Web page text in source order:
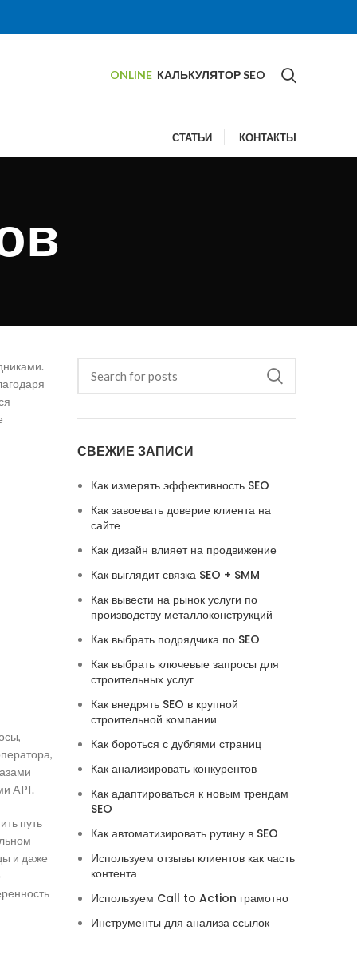
ONLINE КАЛЬКУЛЯТОР SEO
СТАТЬИ КОНТАКТЫ
API.
путь
и даже
СВЕЖИЕ ЗАПИСИ
Как измерять эффективность SEO
Как завоевать доверие клиента на
сайте
Как дизайн влияет на продвижение
Как выглядит связка SEO + SMM
Как вывести на рынок услуги по
производству металлоконструкций
Как выбрать подрядчика по SEO
Как выбрать ключевые запросы для
строительных услуг
Как внедрять SEO в крупной
строительной компании
Как бороться с дублями страниц
Как анализировать конкурентов
Как адаптироваться к новым трендам
SEO
Как автоматизировать рутину в SEO
Используем отзывы клиентов как часть
контента
Используем Call to Action грамотно
Инструменты для анализа ссылок